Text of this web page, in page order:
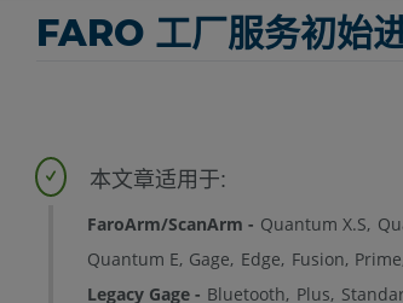
FARO 工厂服务初始
FaroArm/ScanArm Quantum X.S
Quantum E Gage Edge Fusion Prime
Legacy Gage
Bluetooth Plus